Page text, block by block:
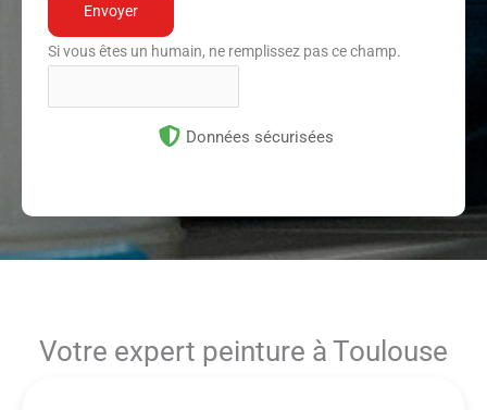
Envoyer
Si vous êtes un humain, ne remplissez pas ce champ.
Données sécurisées
Votre expert peinture à Toulouse